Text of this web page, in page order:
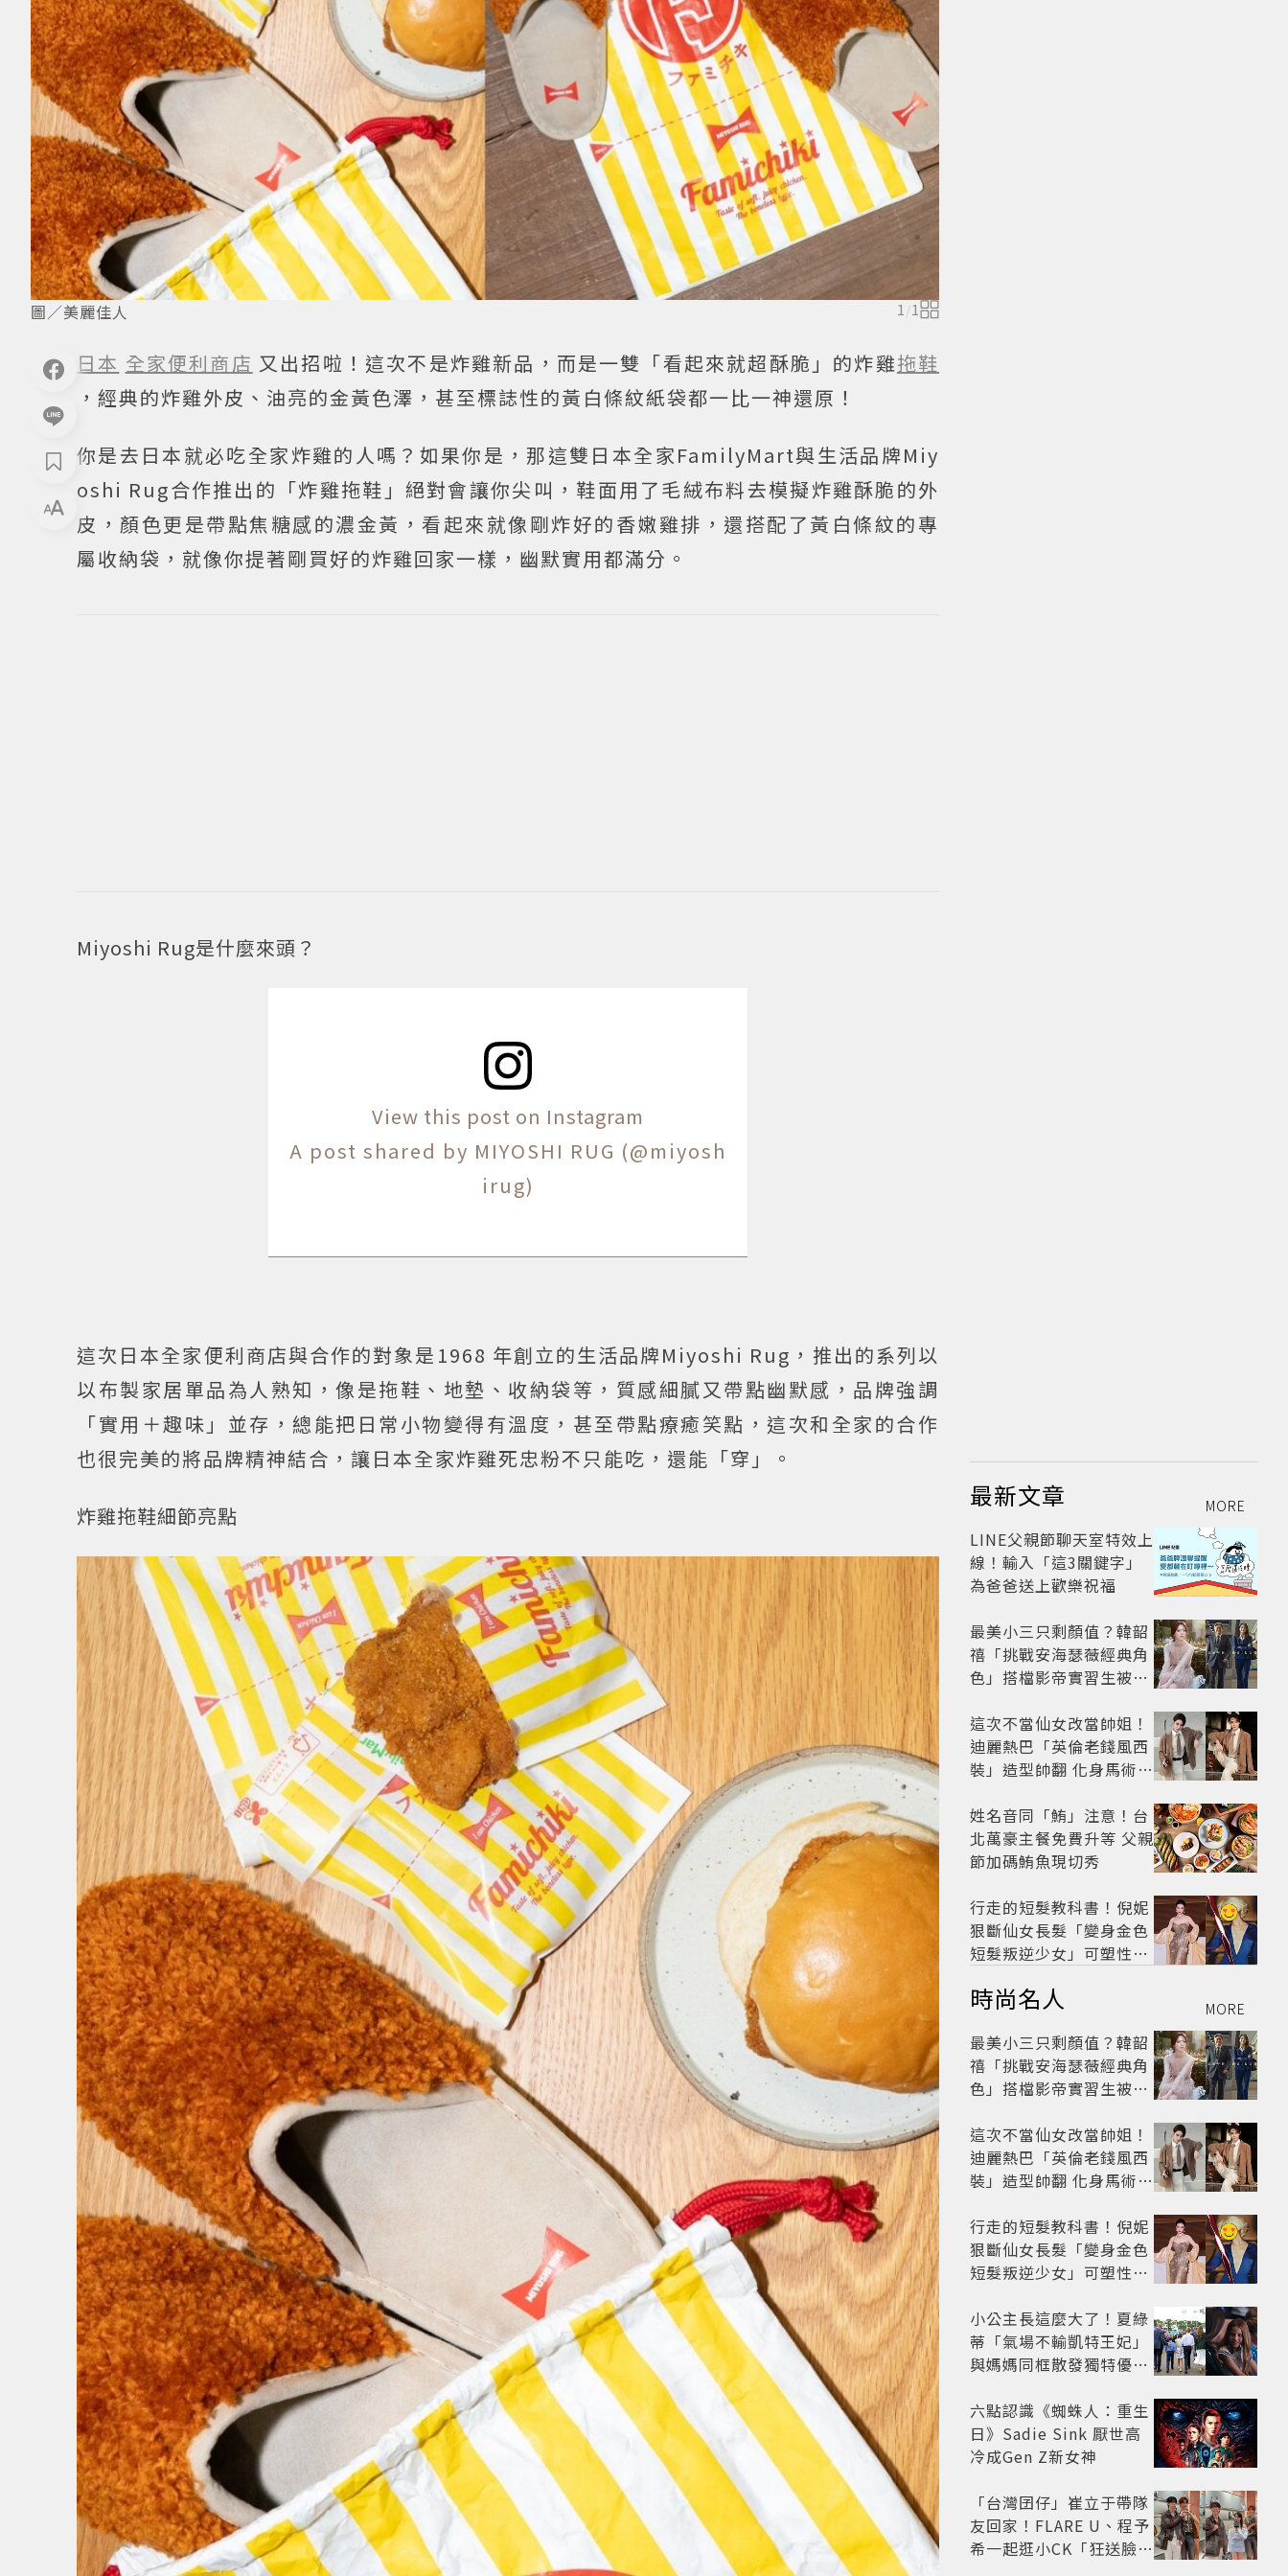
圖／美麗佳人 1/1
日本 全家便利商店 又出招啦！這次不是炸雞新品，而是一雙「看起來就超酥脆」的炸雞拖鞋
，經典的炸雞外皮、油亮的金黃色澤，甚至標誌性的黃白條紋紙袋都一比一神還原！
你是去日本就必吃全家炸雞的人嗎？如果你是，那這雙日本全家FamilyMart與生活品牌Miy
oshi Rug合作推出的「炸雞拖鞋」絕對會讓你尖叫，鞋面用了毛絨布料去模擬炸雞酥脆的外
皮，顏色更是帶點焦糖感的濃金黃，看起來就像剛炸好的香嫩雞排，還搭配了黃白條紋的專
屬收納袋，就像你提著剛買好的炸雞回家一樣，幽默實用都滿分。
Miyoshi Rug是什麼來頭？
View this post on Instagram
A post shared by MIYOSHI RUG (@miyosh
irug)
這次日本全家便利商店與合作的對象是1968 年創立的生活品牌Miyoshi Rug，推出的系列以
以布製家居單品為人熟知，像是拖鞋、地墊、收納袋等，質感細膩又帶點幽默感，品牌強調
「實用＋趣味」並存，總能把日常小物變得有溫度，甚至帶點療癒笑點，這次和全家的合作
也很完美的將品牌精神結合，讓日本全家炸雞死忠粉不只能吃，還能「穿」。
炸雞拖鞋細節亮點
最新文章 MORE
LINE父親節聊天室特效上
線！輸入「這3關鍵字」
為爸爸送上歡樂祝福
最美小三只剩顏值？韓韶
禧「挑戰安海瑟薇經典角
色」搭檔影帝實習生被
這次不當仙女改當帥姐！
迪麗熱巴「英倫老錢風西
裝」造型帥翻 化身馬術師
姓名音同「鮪」注意！台
北萬豪主餐免費升等 父親
節加碼鮪魚現切秀
行走的短髮教科書！倪妮
狠斷仙女長髮「變身金色
短髮叛逆少女」可塑性超
時尚名人 MORE
最美小三只剩顏值？韓韶
禧「挑戰安海瑟薇經典角
色」搭檔影帝實習生被
這次不當仙女改當帥姐！
迪麗熱巴「英倫老錢風西
裝」造型帥翻 化身馬術師
行走的短髮教科書！倪妮
狠斷仙女長髮「變身金色
短髮叛逆少女」可塑性超
小公主長這麼大了！夏綠
蒂「氣場不輸凱特王妃」
與媽媽同框散發獨特優雅
六點認識《蜘蛛人：重生
日》Sadie Sink 厭世高
冷成Gen Z新女神
「台灣囝仔」崔立于帶隊
友回家！FLARE U、程予
希一起逛小CK「狂送臉頰